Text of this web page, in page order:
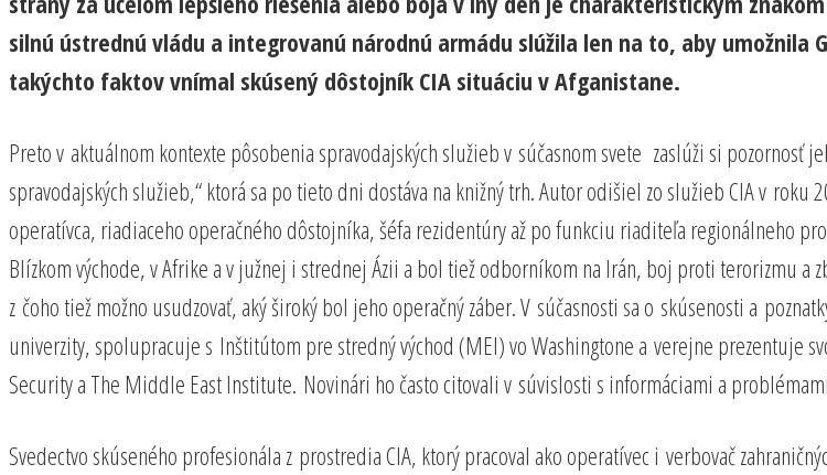
silnú ústrednú vládu a integrovanú národnú armádu slúžila len na to, aby
takýchto faktov vnímal skúsený dôstojník CIA situáciu v Afganistane.
Preto v aktuálnom kontexte pôsobenia spravodajských služieb v súčasnom svete zaslúži si pozornosť
spravodajských služieb,“ ktorá sa po tieto dni dostáva na knižný trh. Autor odišiel zo služieb CIA v
operatívca, riadiaceho operačného dôstojníka, šéfa rezidentúry až po funkciu riaditeľa regionálneho
Blízkom východe, v Afrike a v južnej i strednej Ázii a bol tiež odborníkom na Irán, boj proti terorizmu
z čoho tiež možno usudzovať, aký široký bol jeho operačný záber. V súčasnosti sa o skúsenosti a
univerzity, spolupracuje s Inštitútom pre stredný východ (MEI) vo Washingtone a verejne prezentuje
Security a The Middle East Institute. Novinári ho často citovali v súvislosti s informáciami a
Svedectvo skúseného profesionála z prostredia CIA, ktorý pracoval ako operatívec i verbovač